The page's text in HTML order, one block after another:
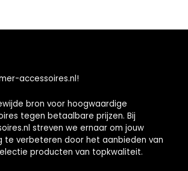
accessoires.nl!
bron voor hoogwaardige
tegen betaalbare prijzen. Bij
streven we ernaar om jouw
te verbeteren door het aanbieden van
producten van topkwaliteit.